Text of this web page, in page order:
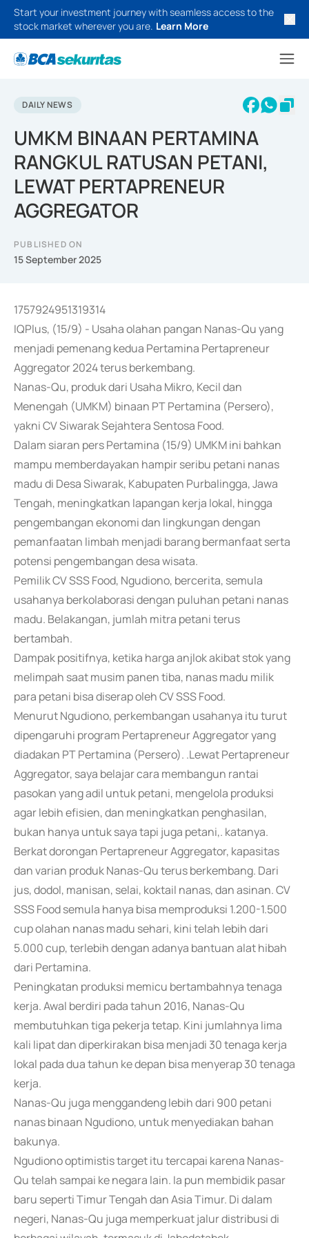
Start your investment journey with seamless access to the
stock market wherever you are. Learn More
DAILY NEWS
UMKM BINAAN PERTAMINA
RANGKUL RATUSAN PETANI,
LEWAT PERTAPRENEUR
AGGREGATOR
PUBLISHED ON
15 September 2025
1757924951319314
IQPlus, (15/9) - Usaha olahan pangan Nanas-Qu yang
menjadi pemenang kedua Pertamina Pertapreneur
Aggregator 2024 terus berkembang.
Nanas-Qu, produk dari Usaha Mikro, Kecil dan
Menengah (UMKM) binaan PT Pertamina (Persero),
yakni CV Siwarak Sejahtera Sentosa Food.
Dalam siaran pers Pertamina (15/9) UMKM ini bahkan
mampu memberdayakan hampir seribu petani nanas
madu di Desa Siwarak, Kabupaten Purbalingga, Jawa
Tengah, meningkatkan lapangan kerja lokal, hingga
pengembangan ekonomi dan lingkungan dengan
pemanfaatan limbah menjadi barang bermanfaat serta
potensi pengembangan desa wisata.
Pemilik CV SSS Food, Ngudiono, bercerita, semula
usahanya berkolaborasi dengan puluhan petani nanas
madu. Belakangan, jumlah mitra petani terus
bertambah.
Dampak positifnya, ketika harga anjlok akibat stok yang
melimpah saat musim panen tiba, nanas madu milik
para petani bisa diserap oleh CV SSS Food.
Menurut Ngudiono, perkembangan usahanya itu turut
dipengaruhi program Pertapreneur Aggregator yang
diadakan PT Pertamina (Persero). .Lewat Pertapreneur
Aggregator, saya belajar cara membangun rantai
pasokan yang adil untuk petani, mengelola produksi
agar lebih efisien, dan meningkatkan penghasilan,
bukan hanya untuk saya tapi juga petani,. katanya.
Berkat dorongan Pertapreneur Aggregator, kapasitas
dan varian produk Nanas-Qu terus berkembang. Dari
jus, dodol, manisan, selai, koktail nanas, dan asinan. CV
SSS Food semula hanya bisa memproduksi 1.200-1.500
cup olahan nanas madu sehari, kini telah lebih dari
5.000 cup, terlebih dengan adanya bantuan alat hibah
dari Pertamina.
Peningkatan produksi memicu bertambahnya tenaga
kerja. Awal berdiri pada tahun 2016, Nanas-Qu
membutuhkan tiga pekerja tetap. Kini jumlahnya lima
kali lipat dan diperkirakan bisa menjadi 30 tenaga kerja
lokal pada dua tahun ke depan bisa menyerap 30 tenaga
kerja.
Nanas-Qu juga menggandeng lebih dari 900 petani
nanas binaan Ngudiono, untuk menyediakan bahan
bakunya.
Ngudiono optimistis target itu tercapai karena Nanas-
Qu telah sampai ke negara lain. Ia pun membidik pasar
baru seperti Timur Tengah dan Asia Timur. Di dalam
negeri, Nanas-Qu juga memperkuat jalur distribusi di